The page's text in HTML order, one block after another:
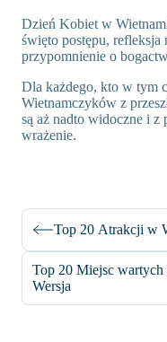
Dzień Kobiet w
święto postępu,
przypomnienie o
Dla każdego, kto w tym
Wietnamczyków z
są aż nadto widoczne i z
wrażenie.
Top 20 Atrakcji w
Top 20 Miejsc wartych
Wersja